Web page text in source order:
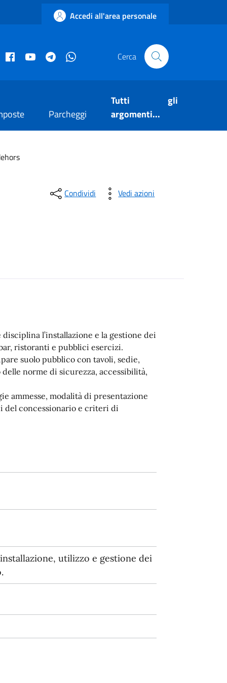
Accedi all'area personale
istituzionale
Facebook museo civico
YouTube Telegram Cerca
Parcheggi
Tutti gli
argomenti...
Condividi Vedi azioni
l’installazione e la gestione dei
ristoranti e pubblici esercizi.
suolo pubblico con tavoli, sedie,
norme di sicurezza, accessibilità,
ammesse, modalità di presentazione
del concessionario e criteri di
utilizzo e gestione dei